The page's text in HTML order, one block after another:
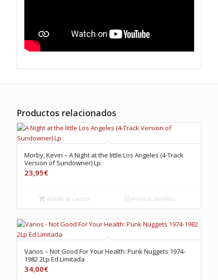
Productos relacionados
Morby, Kevin – A Night at the little Los Angeles (4-Track
Version of Sundowner) Lp
23,95€
Añadir al carrito Mostrar detalles
Varios – Not Good For Your Health: Punk Nuggets 1974-
1982 2Lp Ed.Limitada
34,00€